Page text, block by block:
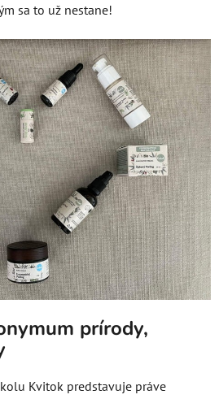
sa to už nestane!
prírody,
Kvitok predstavuje práve